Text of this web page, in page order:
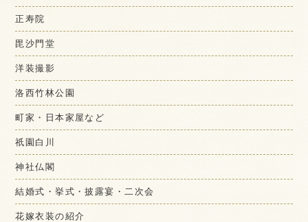
正寿院
毘沙門堂
洋装撮影
洛西竹林公園
町家・日本家屋など
祇園白川
神社仏閣
結婚式・挙式・披露宴・二次会
花嫁衣装の紹介